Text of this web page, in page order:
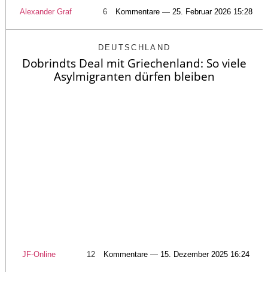
Alexander Graf 6 Kommentare — 25. Februar 2026 15:28
DEUTSCHLAND
Dobrindts Deal mit Griechenland: So viele
Asylmigranten dürfen bleiben
JF-Online 12 Kommentare — 15. Dezember 2025 16:24